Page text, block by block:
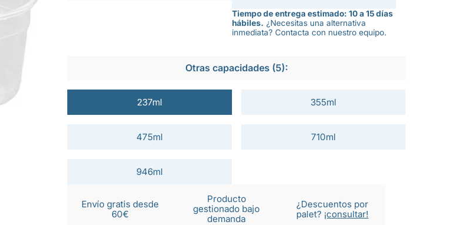
Tiempo de entrega estimado: 10 a 15 días
hábiles. ¿Necesitas una alternativa
inmediata? Contacta con nuestro equipo.
Otras capacidades (5):
237ml 355ml
475ml 710ml
946ml
Envío gratis desde
60€
Producto
gestionado bajo
demanda
¿Descuentos por
palet? ¡consultar!